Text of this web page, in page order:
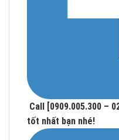
Call [0909.005.300 –
tốt nhất bạn nhé!